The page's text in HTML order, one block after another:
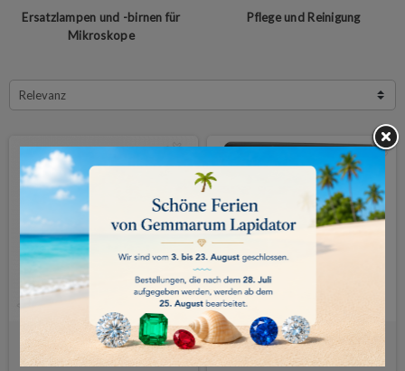
Ersatzlampen und -birnen für
Mikroskope
Pflege und Reinigung
Relevanz
Digitales Lasergravur Viewer Mini DIGITALES MIKROSKOP